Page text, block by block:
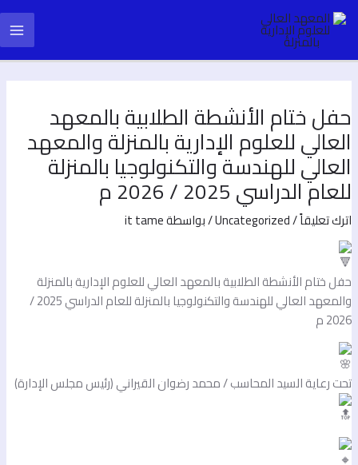
ختام الأنشطة الطلابية بالمعهد
للعلوم الإدارية بالمنزلة والمعهد
للهندسة والتكنولوجيا بالمنزلة
الدراسي 2025 / 2026 م
تعليقاً/
Uncategorized/ بواسطةit tame
ختام الأنشطة الطلابية بالمعهد العالي للعلوم الإدارية بالمنزلة
والمعهد العالي للهندسة والتكنولوجيا بالمنزلة للعام الدراسي 2025 /
م
رعاية السيد المحاسب / محمد رضوان القيراني (رئيس مجلس الإدارة)